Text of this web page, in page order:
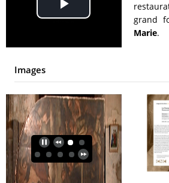
Play
Video
grand
Marie.
Images